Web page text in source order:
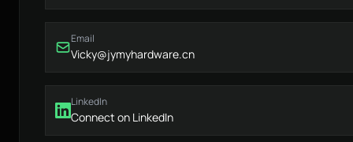
Email
Vicky@jymyhardware.cn
LinkedIn
Connect on LinkedIn